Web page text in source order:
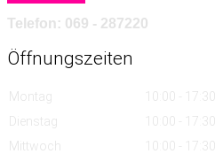
Telefon: 069 - 287220
Öffnungszeiten
Montag
10:00 - 17:30
Dienstag
10:00 - 17:30
Mittwoch
10:00 - 17:30